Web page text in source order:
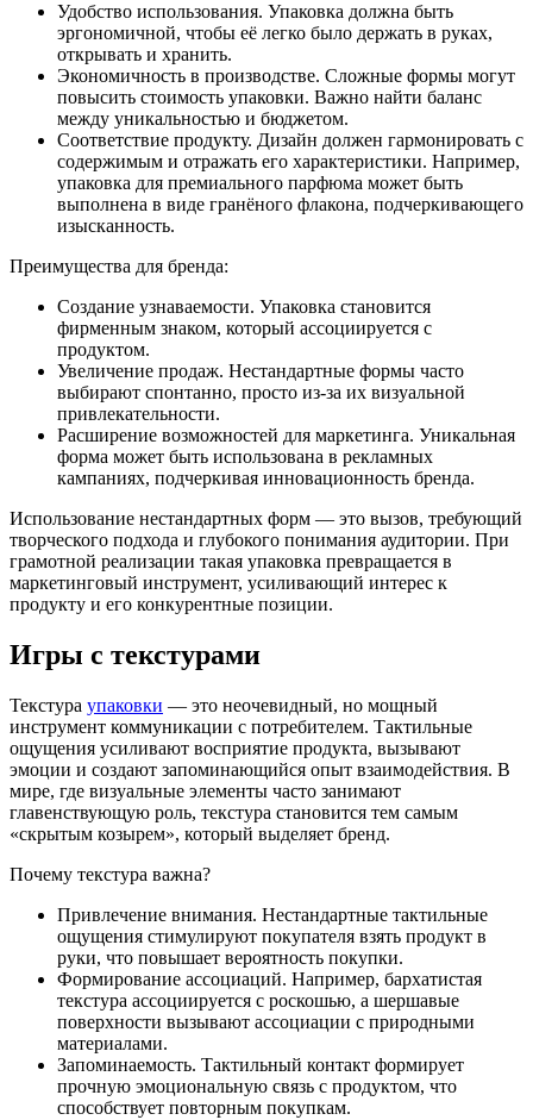
Удобство использования. Упаковка должна быть
эргономичной, чтобы её легко было держать в руках,
открывать и хранить.
Экономичность в производстве. Сложные формы могут
повысить стоимость упаковки. Важно найти баланс
между уникальностью и бюджетом.
Соответствие продукту. Дизайн должен гармонировать с
содержимым и отражать его характеристики. Например,
упаковка для премиального парфюма может быть
выполнена в виде гранёного флакона, подчеркивающего
изысканность.
Преимущества для бренда:
Создание узнаваемости. Упаковка становится
фирменным знаком, который ассоциируется с
продуктом.
Увеличение продаж. Нестандартные формы часто
выбирают спонтанно, просто из-за их визуальной
привлекательности.
Расширение возможностей для маркетинга. Уникальная
форма может быть использована в рекламных
кампаниях, подчеркивая инновационность бренда.
Использование нестандартных форм — это вызов, требующий
творческого подхода и глубокого понимания аудитории. При
грамотной реализации такая упаковка превращается в
маркетинговый инструмент, усиливающий интерес к
продукту и его конкурентные позиции.
Игры с текстурами
Текстура упаковки — это неочевидный, но мощный
инструмент коммуникации с потребителем. Тактильные
ощущения усиливают восприятие продукта, вызывают
эмоции и создают запоминающийся опыт взаимодействия. В
мире, где визуальные элементы часто занимают
главенствующую роль, текстура становится тем самым
«скрытым козырем», который выделяет бренд.
Почему текстура важна?
Привлечение внимания. Нестандартные тактильные
ощущения стимулируют покупателя взять продукт в
руки, что повышает вероятность покупки.
Формирование ассоциаций. Например, бархатистая
текстура ассоциируется с роскошью, а шершавые
поверхности вызывают ассоциации с природными
материалами.
Запоминаемость. Тактильный контакт формирует
прочную эмоциональную связь с продуктом, что
способствует повторным покупкам.